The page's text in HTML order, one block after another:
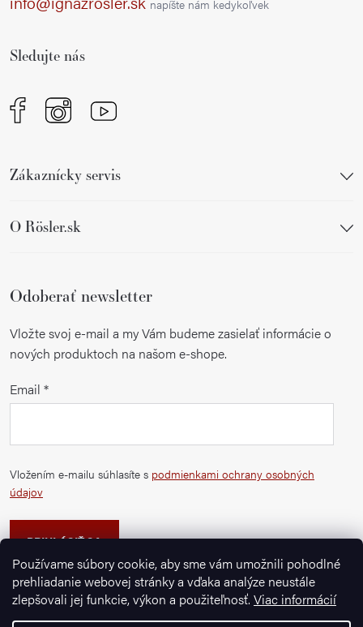
Používame súbory cookie, aby sme vám umožnili pohodlné
prehliadanie webovej stránky a vďaka analýze neustále
zlepšovali jej funkcie, výkon a použiteľnosť. Viac informácií
napíšte nám kedykoľvek
Sledujte nás
Zákaznícky servis
O Rösler.sk
Odoberať newsletter
Vložte svoj e-mail a my Vám budeme zasielať informácie o
nových produktoch na našom e-shope.
Email
Vložením e-mailu súhlasíte s podmienkami ochrany osobných
údajov
PRIHLÁSIŤ SA